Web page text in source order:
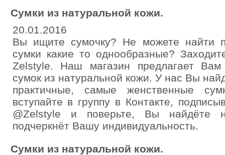
Сумки из натуральной кожи.
20.01.2016
Вы ищите сумочку? Не можете найти
сумки какие то однообразные?
Zelstyle. Наш магазин предлагает
сумок из натуральной кожи. У нас Вы
практичные, самые женственные
вступайте в группу в Контакте,
@Zelstyle и поверьте, Вы найдёте
подчеркнёт Вашу индивидуальность.
Сумки из натуральной кожи.